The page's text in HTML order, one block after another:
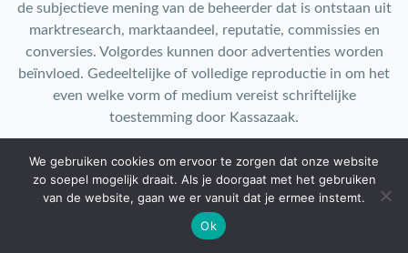
de subjectieve mening van de beheerder dat is ontstaan uit
marktresearch, marktaandeel, reputatie, commissies en
conversies. Volgordes kunnen door advertenties worden
beïnvloed. Gedeeltelijke of volledige reproductie in om het
even welke vorm of medium vereist schriftelijke
toestemming door Kassazaak.
Contact: info@kassazaak.nl
We gebruiken cookies om ervoor te zorgen dat onze website
zo soepel mogelijk draait. Als je doorgaat met het gebruiken
van de website, gaan we er vanuit dat je ermee instemt.
Ok